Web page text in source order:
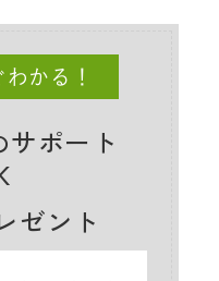
かる！
サポート
ゼント